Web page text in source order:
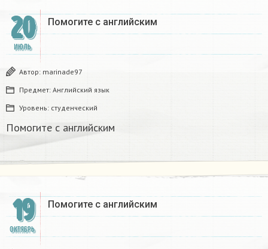
20
ИЮЛЬ
Помогите с английским
Автор: marinade97
Предмет: Английский язык
Уровень: студенческий
Помогите с английским
19
ОКТЯБРЬ
Помогите с английским